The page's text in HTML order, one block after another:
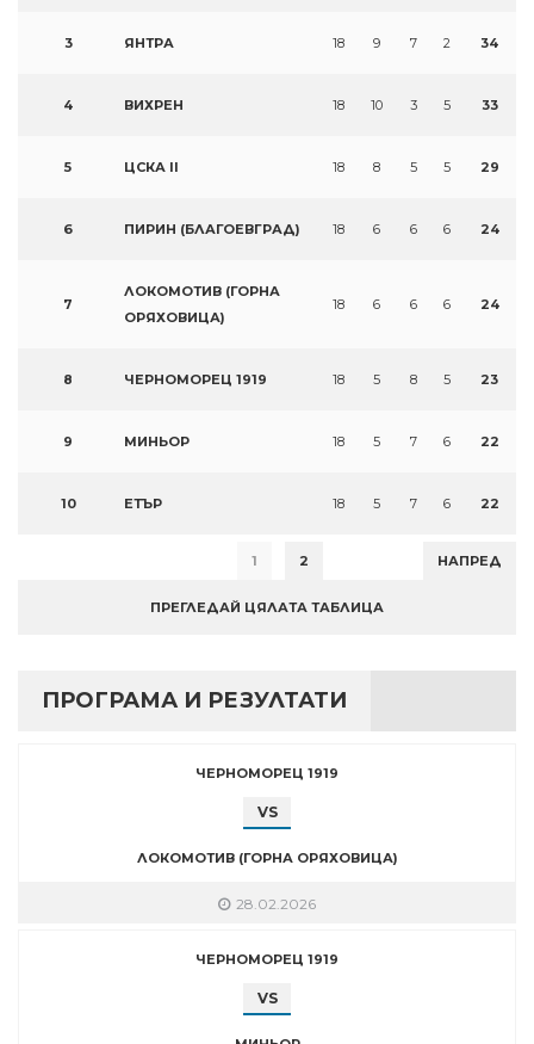
3 ЯНТРА 18 9 7 2 34
4 ВИХРЕН 18 10 3 5 33
5 ЦСКА II 18 8 5 5 29
6 ПИРИН (БЛАГОЕВГРАД) 18 6 6 6 24
7
ЛОКОМОТИВ (ГОРНА
ОРЯХОВИЦА)
18 6 6 6 24
8 ЧЕРНОМОРЕЦ 1919 18 5 8 5 23
9 МИНЬОР 18 5 7 6 22
10 ЕТЪР 18 5 7 6 22
1 2 НАПРЕД
ПРЕГЛЕДАЙ ЦЯЛАТА ТАБЛИЦА
ПРОГРАМА И РЕЗУЛТАТИ
ЧЕРНОМОРЕЦ 1919
VS
ЛОКОМОТИВ (ГОРНА ОРЯХОВИЦА)
28.02.2026
ЧЕРНОМОРЕЦ 1919
VS